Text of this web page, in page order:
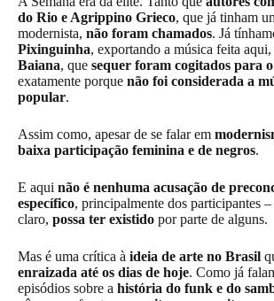
do Rio e Agrippino Grieco, que já tinham
modernista, não foram chamados. Já
Pixinguinha, exportando a música feita aqui,
Baiana, que sequer foram cogitados para
exatamente porque não foi considerada a
popular.
Assim como, apesar de se falar em
baixa participação feminina e de negros.
E aqui não é nenhuma acusação de
específico, principalmente dos participantes –
claro, possa ter existido por parte de alguns.
Mas é uma crítica à ideia de arte no Brasil
enraizada até os dias de hoje. Como já
episódios sobre a história do funk e do